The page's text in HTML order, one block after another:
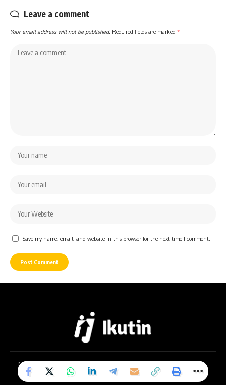
Leave a comment
Your email address will not be published. Required fields are marked *
Save my name, email, and website in this browser for the next time I comment.
Mentari Greenwich B7-8, Jl. Letda Sujono No.64, Bandar Selamat, Kec.
Medan Tembung, Kota Medan, Sumatera Utara 20223